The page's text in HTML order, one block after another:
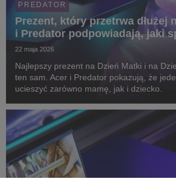
PREDATOR
Prezent, który przetrwa dłużej
i Predator podpowiadają, jaki
22 maja 2026
Najlepszy prezent na Dzień Matki i na
ten sam. Acer i Predator pokazują, że
ucieszyć zarówno mamę, jak i dziecko.